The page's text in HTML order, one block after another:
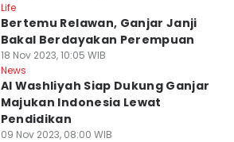
Life
Bertemu Relawan, Ganjar Janji
Bakal Berdayakan Perempuan
18 Nov 2023, 10:05 WIB
News
Al Washliyah Siap Dukung Ganjar
Majukan Indonesia Lewat
Pendidikan
09 Nov 2023, 08:00 WIB